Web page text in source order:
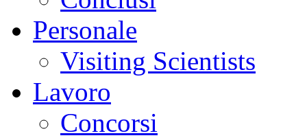
Personale
Visiting Scientists
Lavoro
Concorsi